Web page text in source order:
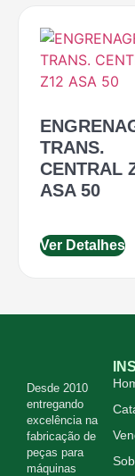
TRANS.
CENTRAL
ASA 50
Ver Detalhes
Desde 2010
entregando
excelência na
fabricação de
peças para
máquinas